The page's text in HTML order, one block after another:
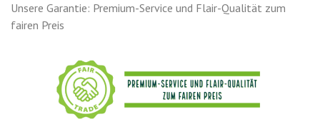
Unsere Garantie: Premium-Service und Flair-Qualität zum
fairen Preis